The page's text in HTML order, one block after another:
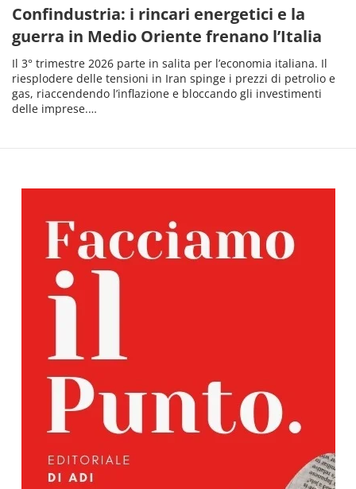
Confindustria: i rincari energetici e la
guerra in Medio Oriente frenano l’Italia
Il 3° trimestre 2026 parte in salita per l’economia italiana. Il
riesplodere delle tensioni in Iran spinge i prezzi di petrolio e
gas, riaccendendo l’inflazione e bloccando gli investimenti
delle imprese.…